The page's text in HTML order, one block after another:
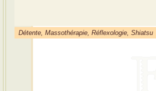
Détente, Massothérapie, Réflexologie, Shiatsu